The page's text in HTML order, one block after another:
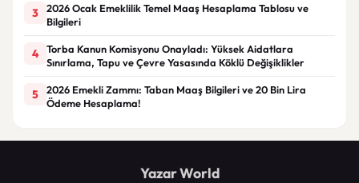
3
2026 Ocak Emeklilik Temel Maaş Hesaplama Tablosu ve
Bilgileri
4
Torba Kanun Komisyonu Onayladı: Yüksek Aidatlara
Sınırlama, Tapu ve Çevre Yasasında Köklü Değişiklikler
5
2026 Emekli Zammı: Taban Maaş Bilgileri ve 20 Bin Lira
Ödeme Hesaplama!
Yazar World